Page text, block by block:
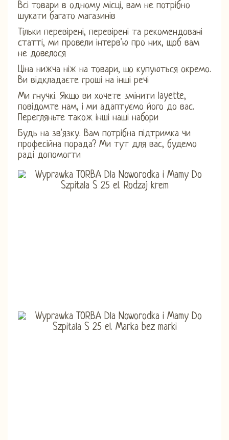
Всі товари в одному місці, вам не потрібно
шукати багато магазинів
Тільки перевірені, перевірені та рекомендовані
статті, ми провели інтерв'ю про них, щоб вам
не довелося
Ціна нижча ніж на товари, що купуються окремо.
Ви відкладаєте гроші на інші речі
Ми гнучкі. Якщо ви хочете змінити layette,
повідомте нам, і ми адаптуємо його до вас.
Перегляньте також інші наші набори
Будь на зв'язку. Вам потрібна підтримка чи
професійна порада? Ми тут для вас, будемо
раді допомогти